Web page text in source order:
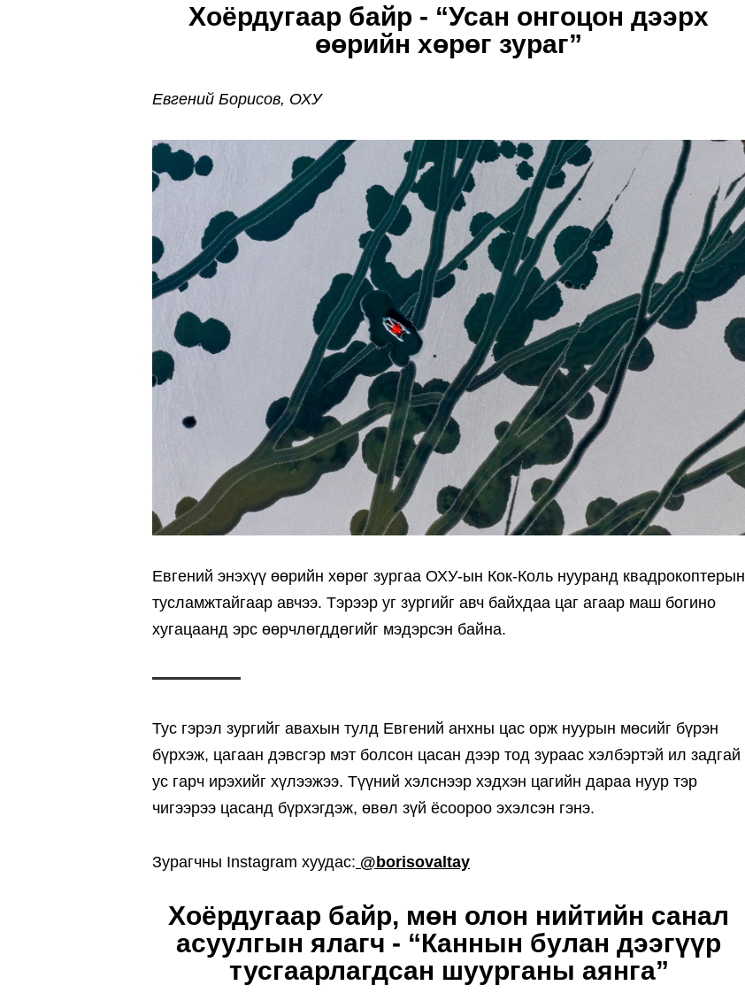
Хоёрдугаар байр - “Усан онгоцон дээрх
өөрийн хөрөг зураг”
Евгений Борисов, ОХУ
Евгений энэхүү өөрийн хөрөг зургаа ОХУ-ын Кок-Коль нууранд квадрокоптерын
тусламжтайгаар авчээ. Тэрээр уг зургийг авч байхдаа цаг агаар маш богино
хугацаанд эрс өөрчлөгддөгийг мэдэрсэн байна.
Тус гэрэл зургийг авахын тулд Евгений анхны цас орж нуурын мөсийг бүрэн
бүрхэж, цагаан дэвсгэр мэт болсон цасан дээр тод зураас хэлбэртэй ил задгай
ус гарч ирэхийг хүлээжээ. Түүний хэлснээр хэдхэн цагийн дараа нуур тэр
чигээрээ цасанд бүрхэгдэж, өвөл зүй ёсоороо эхэлсэн гэнэ.
Зурагчны Instagram хуудас: @borisovaltay
Хоёрдугаар байр, мөн олон нийтийн санал
асуулгын ялагч - “Каннын булан дээгүүр
тусгаарлагдсан шуурганы аянга”